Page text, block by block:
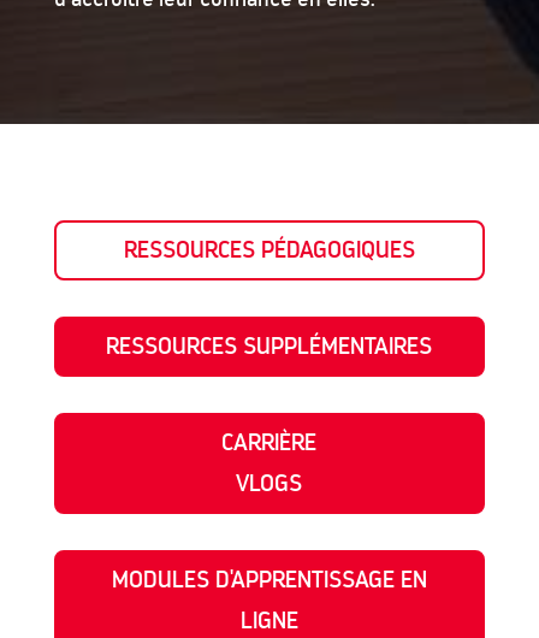
RESSOURCES PÉDAGOGIQUES
RESSOURCES SUPPLÉMENTAIRES
CARRIÈRE
VLOGS
MODULES D'APPRENTISSAGE EN
LIGNE